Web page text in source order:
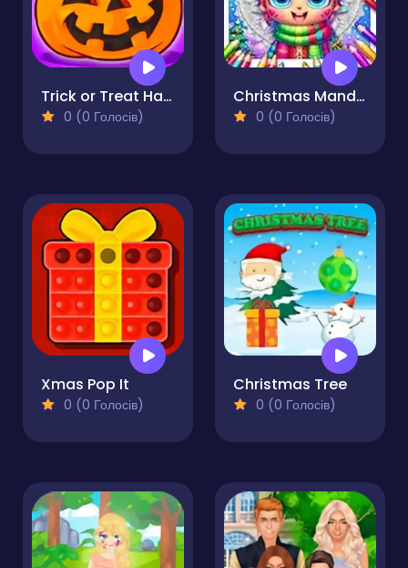
Trick or Treat Halloween Games
0 (0 Голосів)
Christmas Mandala Coloring Book
0 (0 Голосів)
Xmas Pop It
0 (0 Голосів)
Christmas Tree
0 (0 Голосів)